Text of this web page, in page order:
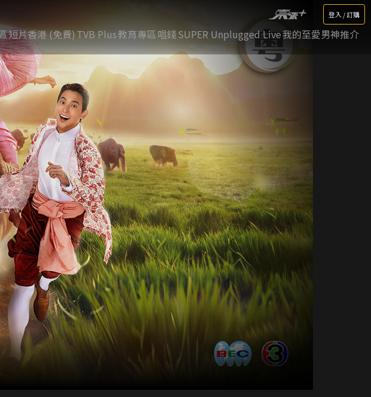
登入 / 訂購
短片香港 (免費)TVB Plus教育專區唱錢SUPER Unplugged Live我的至愛男神推介